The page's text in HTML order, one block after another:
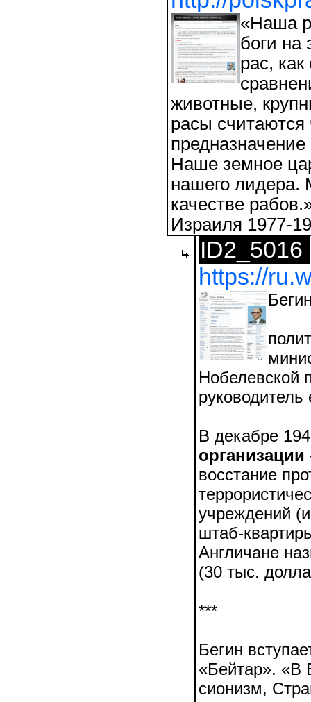
«Наша
боги на
рас,
животные,
расы
Наше земное
нашего лидера.
качестве
Израиля 1977-
ID2_5016
https://
Нобелевской
руководитель
В декабре
организации
восстание
учреждений
штаб-
Англичане
(30 тыс.
***
Бегин
«Бейтар». «В
сионизм,